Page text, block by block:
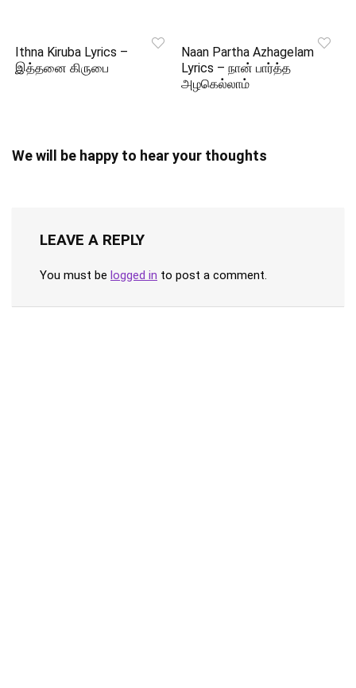
Ithna Kiruba Lyrics –
இத்தனை கிருபை
Naan Partha Azhagelam
Lyrics – நான் பார்த்த
அழகெல்லாம்
We will be happy to hear your thoughts
LEAVE A REPLY
You must be logged in to post a comment.